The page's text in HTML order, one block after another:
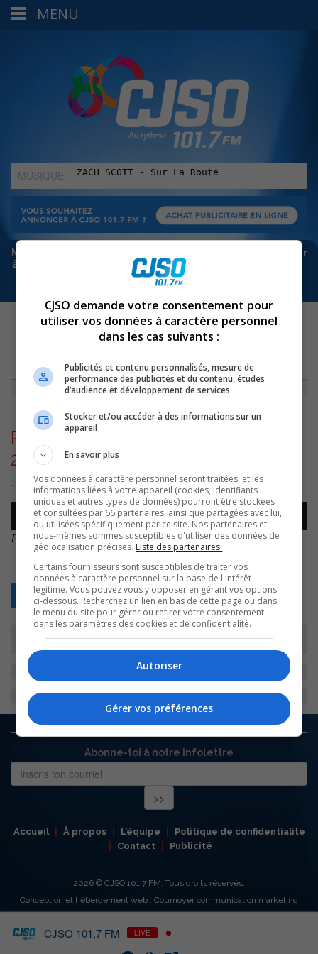
MUSIQUE
:
Meta bloque les infos sur Facebook. Pour ne rien manquer
à Sorel-Tracy et la région, abonne-toi à notre infolettre :
PIERRE MONDOU – GUY LAFLEUR – 20260610
Pierre Mondou – Guy Lafleur –
20260610
10 juin 2026 | Par Sylvain Rochon
Lecteur
audio
00:00 00:00
Pierre Mondou – Guy Lafleur – 20260610.
Retour
Abonne-toi à notre infolettre
Accueil À propos L’équipe
Politique de confidentialité
Contact
Publicité
2026 © CJSO 101,7 FM. Tous droits réservés.
Conception et hébergement web : Cournoyer communication marketing
CJSO 101,7 FM LIVE
MENU
CJSO demande votre consentement pour
utiliser vos données à caractère personnel
dans les cas suivants :
Publicités et contenu personnalisés, mesure de
performance des publicités et du contenu, études
d’audience et développement de services
Stocker et/ou accéder à des informations sur un
appareil
En savoir plus
Vos données à caractère personnel seront traitées, et les
informations liées à votre appareil (cookies, identifiants
uniques et autres types de données) pourront être stockées
et consultées par 66 partenaires, ainsi que partagées avec lui,
ou utilisées spécifiquement par ce site. Nos partenaires et
nous-mêmes sommes susceptibles d'utiliser des données de
géolocalisation précises. Liste des partenaires.
Certains fournisseurs sont susceptibles de traiter vos
données à caractère personnel sur la base de l'intérêt
légitime. Vous pouvez vous y opposer en gérant vos options
ci-dessous. Recherchez un lien en bas de cette page ou dans
le menu du site pour gérer ou retirer votre consentement
dans les paramètres des cookies et de confidentialité.
Autoriser
Gérer vos préférences